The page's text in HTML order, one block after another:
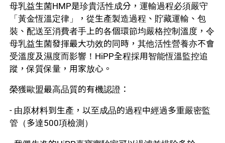
母乳益生菌HMP是珍貴活性成分，運輸過程必須嚴守
「黃金恆溫定律」，從生產製造過程、貯藏運輸、包
裝、配送至消費者手上的各個環節均嚴格控制溫度，令
母乳益生菌發揮最大功效的同時，其他活性營養亦不會
受溫度及濕度而影響！HiPP全程採用智能恆溫監控追
蹤，保質保量，用家放心。
榮獲歐盟最高品質的有機認證：
- 由原材料到生產，以至成品的過程中經過多重嚴密監
管（多達500項檢測）